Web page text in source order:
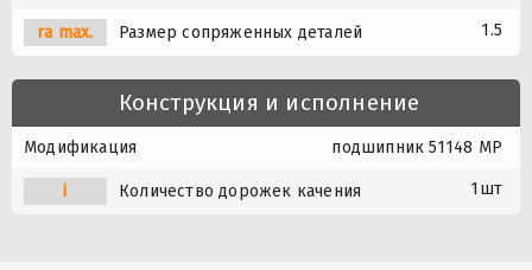
ra max. Размер сопряженных деталей 1.5
Конструкция и исполнение
Модификация подшипник 51148 MP
i Количество дорожек качения 1шт